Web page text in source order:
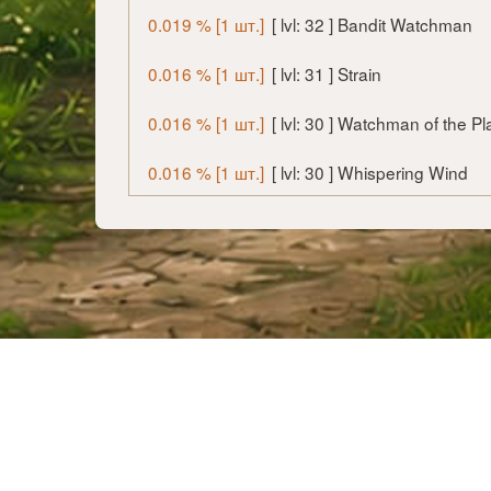
0.019 % [1 шт.] [ lvl: 32 ] Bandit Watchman
0.016 % [1 шт.] [ lvl: 31 ] Strain
0.016 % [1 шт.] [ lvl: 30 ] Watchman of the
0.016 % [1 шт.] [ lvl: 30 ] Whispering Wind